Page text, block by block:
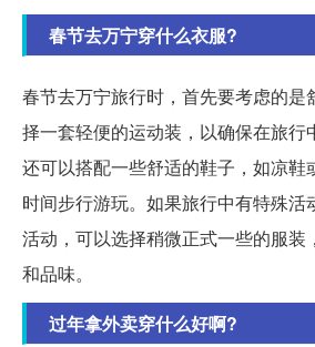
春节去万宁穿什么衣服?
春节去万宁旅行时，首先要考虑的是
择一套轻便的运动装，以确保在旅行
还可以搭配一些舒适的鞋子，如凉鞋
时间步行游玩。如果旅行中有特殊活
活动，可以选择稍微正式一些的服装
和品味。
过年拿外卖穿什么好啊?